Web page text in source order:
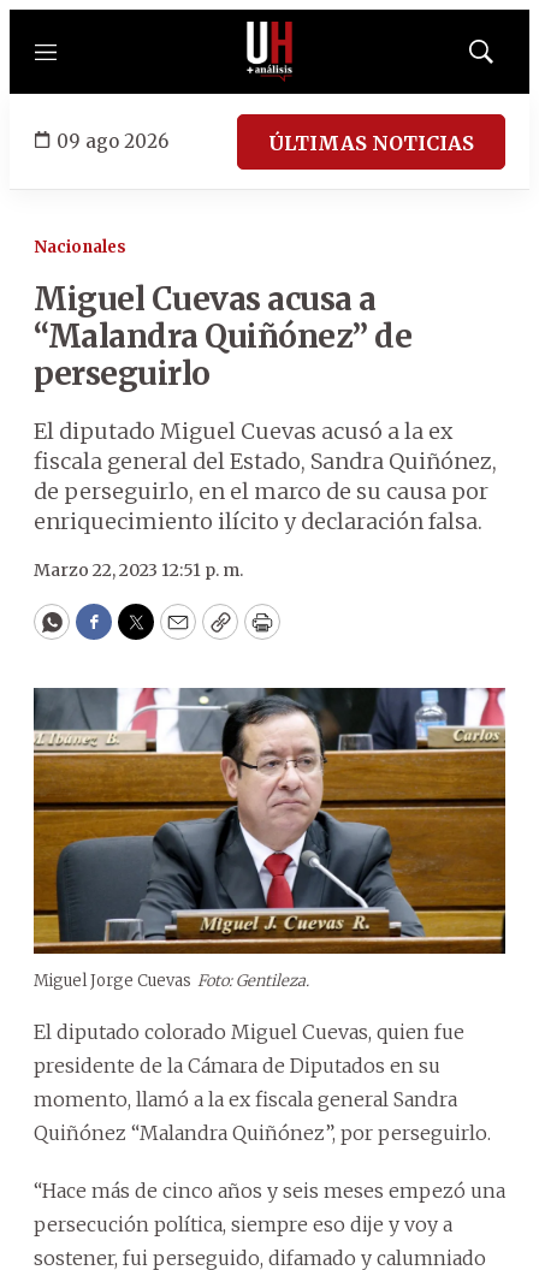
Menú
Mostrar
09 ago 2026 ÚLTIMAS NOTICIAS
Nacionales
Miguel Cuevas acusa a
“Malandra Quiñónez” de
perseguirlo
El diputado Miguel Cuevas acusó a la ex
fiscala general del Estado, Sandra Quiñónez,
de perseguirlo, en el marco de su causa por
enriquecimiento ilícito y declaración falsa.
Marzo 22, 2023 12:51 p. m.
WhatsApp
Facebook
Twitter
EmailCopyPrint
Miguel Jorge Cuevas Foto: Gentileza.
El diputado colorado Miguel Cuevas, quien fue
presidente de la Cámara de Diputados en su
momento, llamó a la ex fiscala general Sandra
Quiñónez “Malandra Quiñónez”, por perseguirlo.
“Hace más de cinco años y seis meses empezó una
persecución política, siempre eso dije y voy a
sostener, fui perseguido, difamado y calumniado